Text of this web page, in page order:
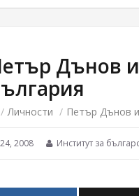
Дънов
/ Личности / Петър Дънов
2008 Институт за